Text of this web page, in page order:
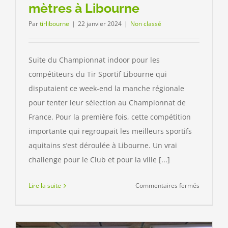
mètres à Libourne
Partirlibourne | 22 janvier 2024 | Non classé
Suite du Championnat indoor pour les
compétiteurs du Tir Sportif Libourne qui
disputaient ce week-end la manche régionale
pour tenter leur sélection au Championnat de
France. Pour la première fois, cette compétition
importante qui regroupait les meilleurs sportifs
aquitains s’est déroulée à Libourne. Un vrai
challenge pour le Club et pour la ville [...]
Lire la suite Commentaires fermés
10